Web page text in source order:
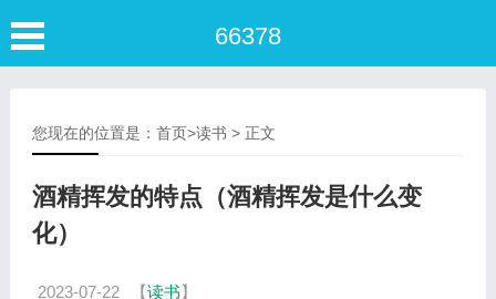
66378
您现在的位置是： 首页>读书 > 正文
酒精挥发的特点（酒精挥发是什么变
化）
2023-07-22 【读书】